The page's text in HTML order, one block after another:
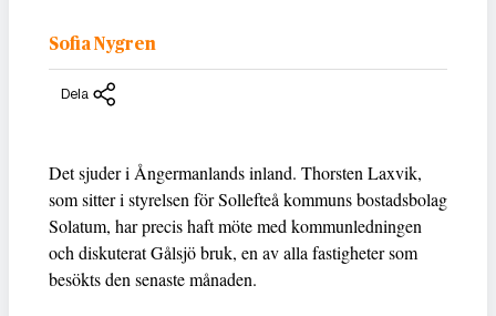
Sofia Nygren
Dela
Det sjuder i Ångermanlands inland. Thorsten Laxvik,
som sitter i styrelsen för Sollefteå kommuns bostadsbolag
Solatum, har precis haft möte med kommunledningen
och diskuterat Gålsjö bruk, en av alla fastigheter som
besökts den senaste månaden.